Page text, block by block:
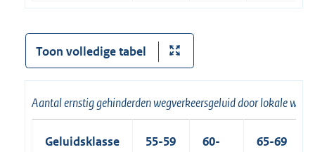
Toon volledige tabel
Aantal ernstig gehinderden wegverkeersgeluid door lokale
Geluidsklasse
55-59
60-
65-69